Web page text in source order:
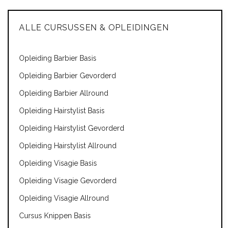
ALLE CURSUSSEN & OPLEIDINGEN
Opleiding Barbier Basis
Opleiding Barbier Gevorderd
Opleiding Barbier Allround
Opleiding Hairstylist Basis
Opleiding Hairstylist Gevorderd
Opleiding Hairstylist Allround
Opleiding Visagie Basis
Opleiding Visagie Gevorderd
Opleiding Visagie Allround
Cursus Knippen Basis